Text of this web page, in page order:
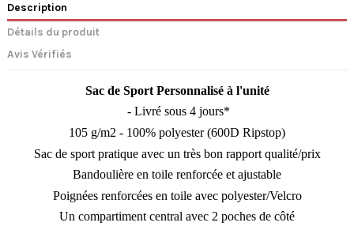
Description
Détails du produit
Avis Vérifiés
Sac de Sport Personnalisé à l'unité
- Livré sous 4 jours*
105 g/m2 - 100% polyester (600D Ripstop)
Sac de sport pratique avec un très bon rapport qualité/prix
Bandoulière en toile renforcée et ajustable
Poignées renforcées en toile avec polyester/Velcro
Un compartiment central avec 2 poches de côté